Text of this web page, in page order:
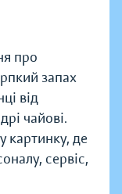
про
запах
від
чайові.
картинку, де
сервіс,